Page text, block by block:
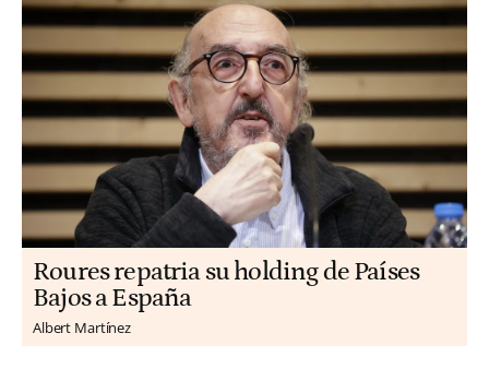
Roures repatria su holding de Países
Bajos a España
Albert Martínez